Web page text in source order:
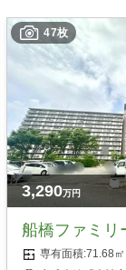
戸）
47枚
3,290万円
船橋ファミリ
71.68